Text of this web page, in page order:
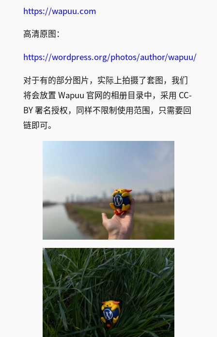
https://wapuu.com
高清原图​：
https://wordpress.org/photos/author/wapuu/
对于有的部分图片，实际上拍摄了套图，我们
将会放置​ Wapuu 官网的相册目录中，采用 CC-
BY 署名授权，同样不限制使用范围，只需要回
链即可。